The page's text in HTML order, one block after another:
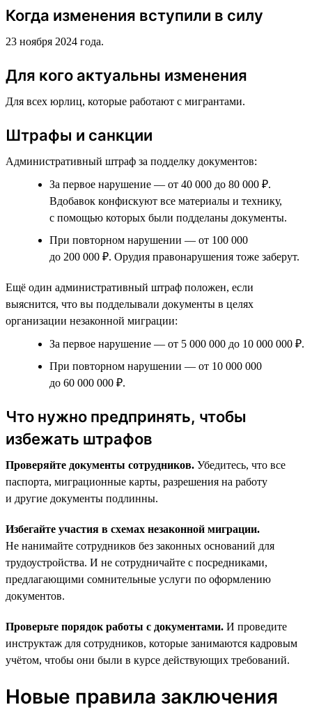
Когда изменения вступили в силу
23 ноября 2024 года.
Для кого актуальны изменения
Для всех юрлиц, которые работают с мигрантами.
Штрафы и санкции
Административный штраф за подделку документов:
За первое нарушение — от 40 000 до 80 000 ₽.
Вдобавок конфискуют все материалы и технику,
с помощью которых были подделаны документы.
При повторном нарушении — от 100 000
до 200 000 ₽. Орудия правонарушения тоже заберут.
Ещё один административный штраф положен, если
выяснится, что вы подделывали документы в целях
организации незаконной миграции:
За первое нарушение — от 5 000 000 до 10 000 000 ₽.
При повторном нарушении — от 10 000 000
до 60 000 000 ₽.
Что нужно предпринять, чтобы
избежать штрафов
Проверяйте документы сотрудников. Убедитесь, что все
паспорта, миграционные карты, разрешения на работу
и другие документы подлинны.
Избегайте участия в схемах незаконной миграции.
Не нанимайте сотрудников без законных оснований для
трудоустройства. И не сотрудничайте с посредниками,
предлагающими сомнительные услуги по оформлению
документов.
Проверьте порядок работы с документами. И проведите
инструктаж для сотрудников, которые занимаются кадровым
учётом, чтобы они были в курсе действующих требований.
Новые правила заключения